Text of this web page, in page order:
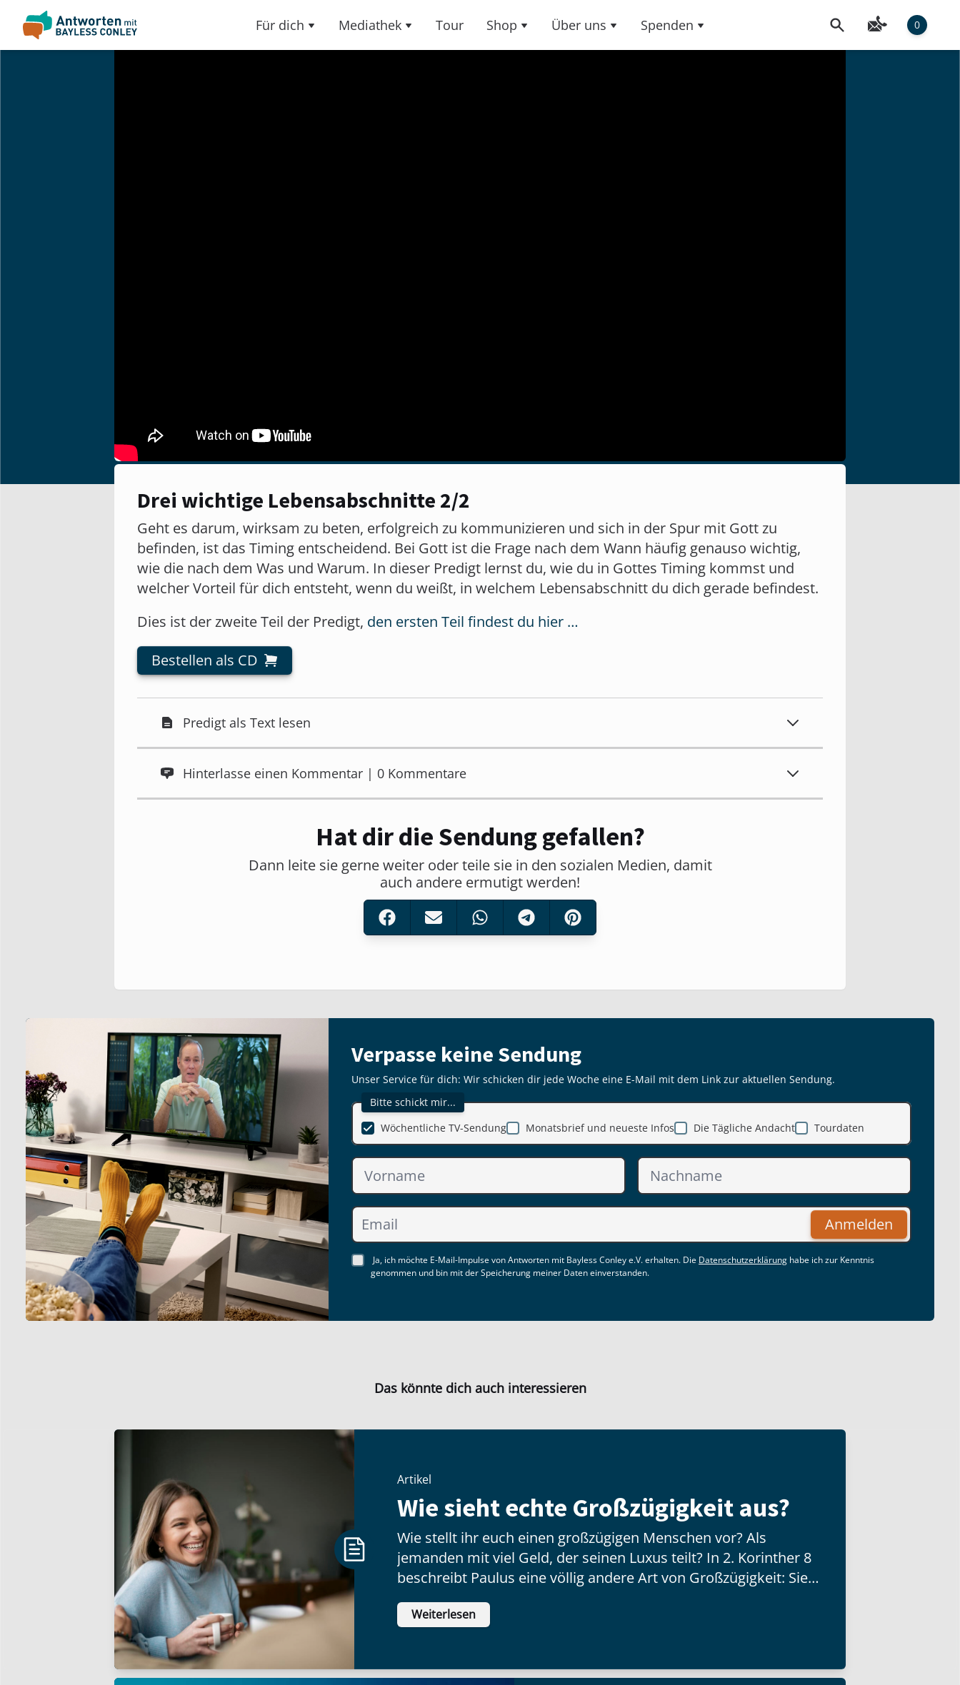
Für dich Mediathek Tour Shop Über uns Spenden 0
Drei wichtige Lebensabschnitte 2/2
Geht es darum, wirksam zu beten, erfolgreich zu kommunizieren und sich in der Spur mit Gott zu
befinden, ist das Timing entscheidend. Bei Gott ist die Frage nach dem Wann häufig genauso wichtig,
wie die nach dem Was und Warum. In dieser Predigt lernst du, wie du in Gottes Timing kommst und
welcher Vorteil für dich entsteht, wenn du weißt, in welchem Lebensabschnitt du dich gerade befindest.
Dies ist der zweite Teil der Predigt, den ersten Teil findest du hier …
Bestellen als CD
Predigt als Text lesen
Hinterlasse einen Kommentar | 0 Kommentare
Hat dir die Sendung gefallen?
Dann leite sie gerne weiter oder teile sie in den sozialen Medien, damit
auch andere ermutigt werden!
Verpasse keine Sendung
Unser Service für dich: Wir schicken dir jede Woche eine E-Mail mit dem Link zur aktuellen Sendung.
Bitte schickt mir...
Monatsbrief und neueste Infos
Die Tägliche Andacht
Wöchentliche TV-Sendung Tourdaten
Anmelden
Ja, ich möchte E-Mail-Impulse von Antworten mit Bayless Conley e.V. erhalten. Die Datenschutzerklärung habe ich zur Kenntnis
genommen und bin mit der Speicherung meiner Daten einverstanden.
Das könnte dich auch interessieren
Artikel
Wie sieht echte Großzügigkeit aus?
Wie stellt ihr euch einen großzügigen Menschen vor? Als
jemanden mit viel Geld, der seinen Luxus teilt? In 2. Korinther 8
beschreibt Paulus eine völlig andere Art von Großzügigkeit: Sie
hat wenig zu tun mit dem, was jemand besitzt, sondern mit der
inneren Haltung:
Weiterlesen